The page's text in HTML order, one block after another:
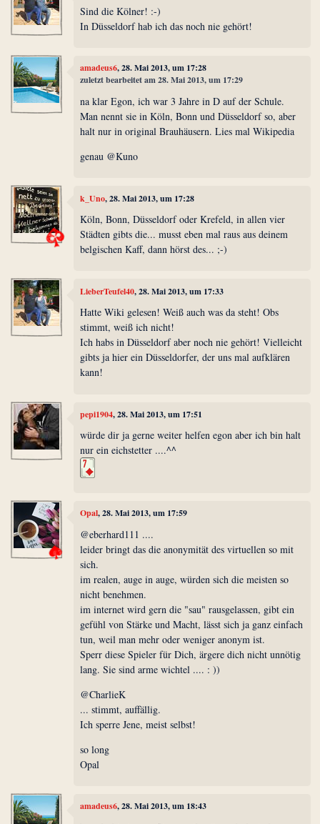
Sind die Kölner! :-)
In Düsseldorf hab ich das noch nie gehört!
amadeus6, 28. Mai 2013, um 17:28
zuletzt bearbeitet am 28. Mai 2013, um 17:29
na klar Egon, ich war 3 Jahre in D auf der Schule.
Man nennt sie in Köln, Bonn und Düsseldorf so, aber
halt nur in original Brauhäusern. Lies mal Wikipedia
genau @Kuno
k_Uno, 28. Mai 2013, um 17:28
Köln, Bonn, Düsseldorf oder Krefeld, in allen vier
Städten gibts die... musst eben mal raus aus deinem
belgischen Kaff, dann hörst des... ;-)
LieberTeufel40, 28. Mai 2013, um 17:33
Hatte Wiki gelesen! Weiß auch was da steht! Obs
stimmt, weiß ich nicht!
Ich habs in Düsseldorf aber noch nie gehört! Vielleicht
gibts ja hier ein Düsseldorfer, der uns mal aufklären
kann!
pepi1904, 28. Mai 2013, um 17:51
würde dir ja gerne weiter helfen egon aber ich bin halt
nur ein eichstetter ....^^
Opal, 28. Mai 2013, um 17:59
@eberhard111 ....
leider bringt das die anonymität des virtuellen so mit
sich.
im realen, auge in auge, würden sich die meisten so
nicht benehmen.
im internet wird gern die "sau" rausgelassen, gibt ein
gefühl von Stärke und Macht, lässt sich ja ganz einfach
tun, weil man mehr oder weniger anonym ist.
Sperr diese Spieler für Dich, ärgere dich nicht unnötig
lang. Sie sind arme wichtel .... : ))
@CharlieK
... stimmt, auffällig.
Ich sperre Jene, meist selbst!
so long
Opal
amadeus6, 28. Mai 2013, um 18:43